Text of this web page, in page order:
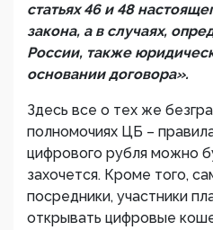
статьях 46 и 48
закона, а в случаях,
России, также
основании договора».
Здесь все о тех же
полномочиях ЦБ –
цифрового рубля можно
захочется. Кроме того,
посредники, участники
открывать цифровые